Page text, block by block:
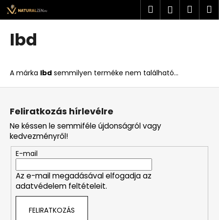
Ugrás
fő
tartalomhoz
Keresés
Ibd
A márka Ibd semmilyen terméke nem található...
K
o
i
t
k
e
r
e
s
?
L
Feliratkozás hírlevélre
Ne késsen le semmiféle újdonságról vagy
kedvezményről!
E-mail
Az e-mail megadásával elfogadja az
adatvédelem feltételeit.
FELIRATKOZÁS